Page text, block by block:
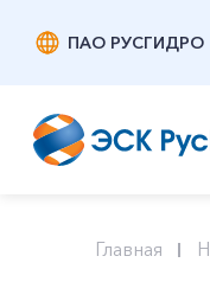
ПАО РУСГИДРО
Главная